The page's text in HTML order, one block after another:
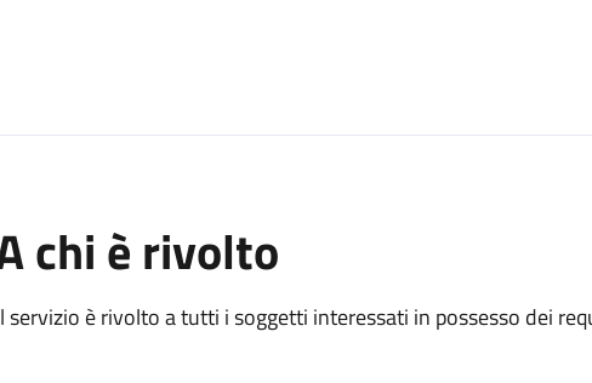
chi è rivolto
servizio è rivolto a tutti i soggetti interessati in possesso dei